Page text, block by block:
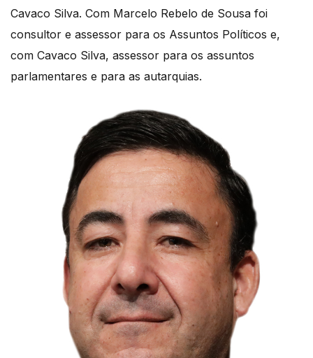
Cavaco Silva. Com Marcelo Rebelo de Sousa foi
consultor e assessor para os Assuntos Políticos e,
com Cavaco Silva, assessor para os assuntos
parlamentares e para as autarquias.